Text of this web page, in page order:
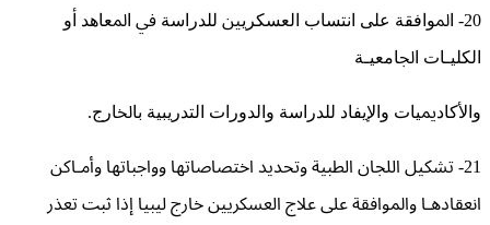
20- ﺍﳌﻮﺍﻓﻘﺔ ﻋﻠﻰ ﺍﻧﺘﺴﺎﺏ ﺍﻟﻌﺴﻜﺮﻳﲔ ﻟﻠﺪﺭﺍﺳﺔ ﰲ ﺍﳌﻌﺎﻫﺪ ﺃﻭ
ﺍﻟﻜﻠﻴـﺎﺕ ﺍﳉﺎﻣﻌﻴـﺔ
ﻭﺍﻷﻛﺎﺩﳝﻴﺎﺕ ﻭﺍﻹﻳﻔﺎﺩ ﻟﻠﺪﺭﺍﺳﺔ ﻭﺍﻟﺪﻭﺭﺍﺕ ﺍﻟﺘﺪﺭﻳﺒﻴﺔ ﺑﺎﳋﺎﺭﺝ.
21- ﺗﺸﻜﻴﻞ ﺍﻟﻠﺠﺎﻥ ﺍﻟﻄﺒﻴﺔ ﻭﲢﺪﻳﺪ اختصاصاتها وواجباتها ﻭﺃﻣـﺎﻛﻦ
ﺍﻧﻌﻘﺎﺩﻫـﺎ ﻭﺍﳌﻮﺍﻓﻘﺔ ﻋﻠﻰ ﻋﻼﺝ ﺍﻟﻌﺴﻜﺮﻳﲔ ﺧﺎﺭﺝ ﻟﻴﺒﻴﺎ ﺇﺫﺍ ﺛﺒﺖ ﺗﻌﺬﺭ